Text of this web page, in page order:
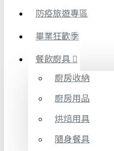
防疫旅遊專區
畢業狂歡季
餐飲廚具
廚房收納
廚房用品
烘焙用具
隨身餐具